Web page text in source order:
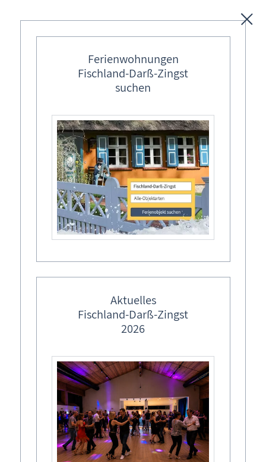
Freizeit
Wissenswertes
Veranstaltungen
Informationssystem Fischland-Darß-Zingst
Impressum
Angaben gemäß § 5 TMG
Sabine Viertel
Zum Lebensbaum 9
18182 Rövershagen
bm st r fschl nd-d rss-zngstn t
Redaktionell verantwortlich
Sabine Viertel
Zum Lebensbaum 9
18182 Rövershagen
Ferienwohnungen
Fischland-Darß-Zingst
suchen
Aktuelles
Fischland-Darß-Zingst
2026